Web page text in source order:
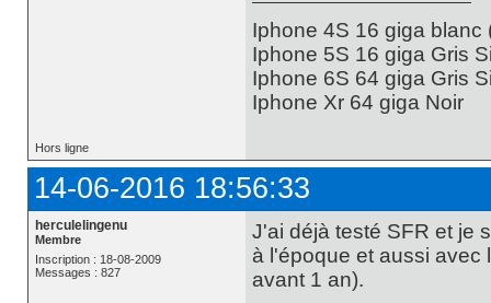
Iphone 4S 16 giga blanc
Iphone 5S 16 giga Gris
Iphone 6S 64 giga Gris
Iphone Xr 64 giga Noir
Hors ligne
14-06-2016 18:56:33
herculelingenu
Membre
Inscription : 18-08-2009
Messages : 827
J'ai déjà testé SFR et je
à l'époque et aussi avec
avant 1 an).